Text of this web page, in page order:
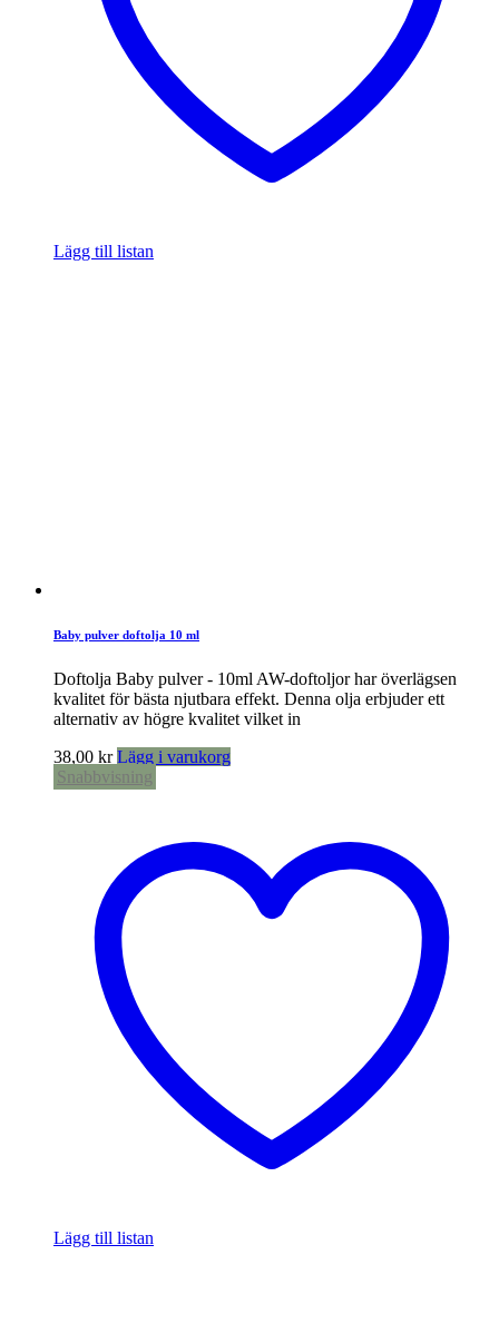
Lägg till listan
Baby pulver doftolja 10 ml
Doftolja Baby pulver - 10ml AW-doftoljor har överlägsen
kvalitet för bästa njutbara effekt. Denna olja erbjuder ett
alternativ av högre kvalitet vilket in
38,00 kr Lägg i varukorg
Snabbvisning
Lägg till listan